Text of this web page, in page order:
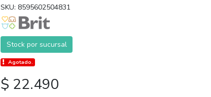
SKU: 8595602504831
Stock por sucursal
Agotado.
$ 22.490